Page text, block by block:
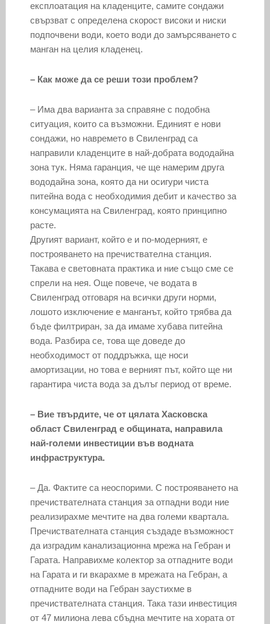
експлоатация на кладенците, самите сондажи
свързват с определена скорост високи и ниски
подпочвени води, което води до замърсяването с
манган на целия кладенец.
– Как може да се реши този проблем?
– Има два варианта за справяне с подобна
ситуация, които са възможни. Единият е нови
сондажи, но навремето в Свиленград са
направили кладенците в най-добрата вододайна
зона тук. Няма гаранция, че ще намерим друга
вододайна зона, която да ни осигури чиста
питейна вода с необходимия дебит и качество за
консумацията на Свиленград, която принципно
расте.
Другият вариант, който е и по-модерният, е
построяването на пречиствателна станция.
Такава е световната практика и ние също сме се
спрели на нея. Още повече, че водата в
Свиленград отговаря на всички други норми,
лошото изключение е манганът, който трябва да
бъде филтриран, за да имаме хубава питейна
вода. Разбира се, това ще доведе до
необходимост от поддръжка, ще носи
амортизации, но това е верният път, който ще ни
гарантира чиста вода за дълъг период от време.
– Вие твърдите, че от цялата Хасковска
област Свиленград е общината, направила
най-големи инвестиции във водната
инфраструктура.
– Да. Фактите са неоспорими. С построяването на
пречиствателната станция за отпадни води ние
реализирахме мечтите на два големи квартала.
Пречиствателната станция създаде възможност
да изградим канализационна мрежа на Гебран и
Гарата. Направихме колектор за отпадните води
на Гарата и ги вкарахме в мрежата на Гебран, а
отпадните води на Гебран заустихме в
пречиствателната станция. Така тази инвестиция
от 47 милиона лева сбъдна мечтите на хората от